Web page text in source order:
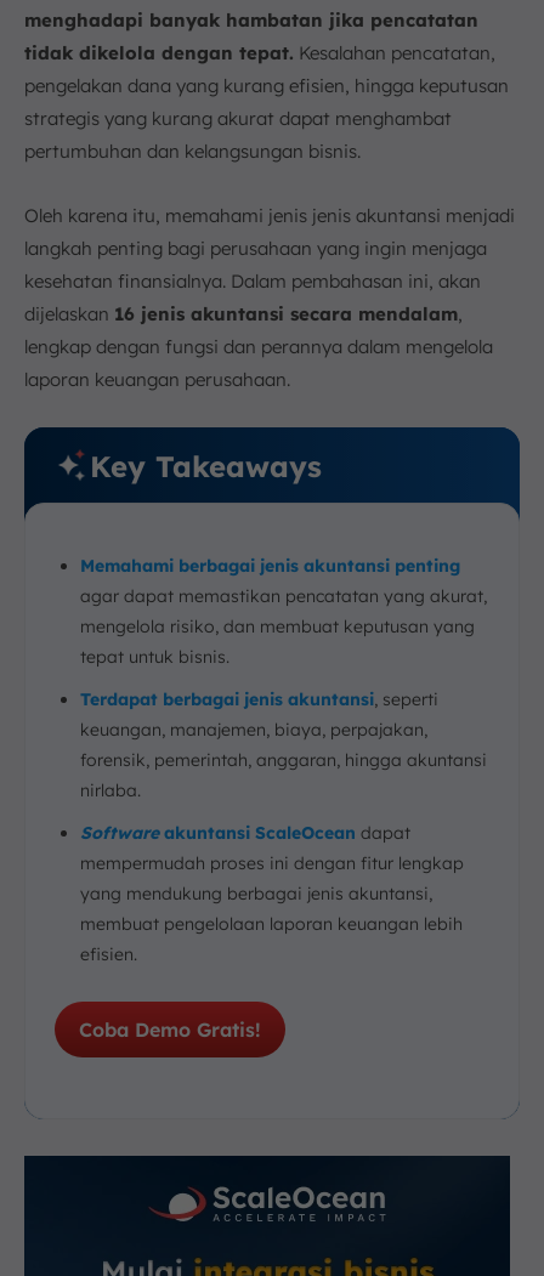
menghadapi banyak hambatan jika pencatatan
tidak dikelola dengan tepat. Kesalahan pencatatan,
pengelakan dana yang kurang efisien, hingga keputusan
strategis yang kurang akurat dapat menghambat
pertumbuhan dan kelangsungan bisnis.
Oleh karena itu, memahami jenis jenis akuntansi menjadi
langkah penting bagi perusahaan yang ingin menjaga
kesehatan finansialnya. Dalam pembahasan ini, akan
dijelaskan 16 jenis akuntansi secara mendalam,
lengkap dengan fungsi dan perannya dalam mengelola
laporan keuangan perusahaan.
Key Takeaways
Memahami berbagai jenis akuntansi penting
agar dapat memastikan pencatatan yang akurat,
mengelola risiko, dan membuat keputusan yang
tepat untuk bisnis.
Terdapat berbagai jenis akuntansi, seperti
keuangan, manajemen, biaya, perpajakan,
forensik, pemerintah, anggaran, hingga akuntansi
nirlaba.
Softwareakuntansi ScaleOcean dapat
mempermudah proses ini dengan fitur lengkap
yang mendukung berbagai jenis akuntansi,
membuat pengelolaan laporan keuangan lebih
efisien.
Coba Demo Gratis!